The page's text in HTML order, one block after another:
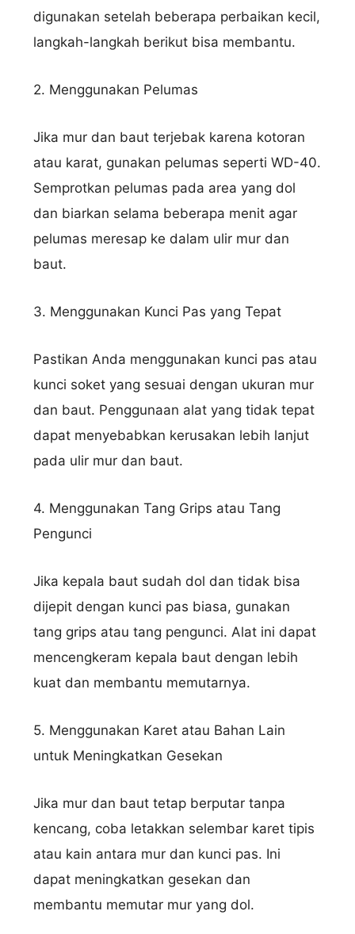
digunakan setelah beberapa perbaikan kecil,
langkah-langkah berikut bisa membantu.
2. Menggunakan Pelumas
Jika mur dan baut terjebak karena kotoran
atau karat, gunakan pelumas seperti WD-40.
Semprotkan pelumas pada area yang dol
dan biarkan selama beberapa menit agar
pelumas meresap ke dalam ulir mur dan
baut.
3. Menggunakan Kunci Pas yang Tepat
Pastikan Anda menggunakan kunci pas atau
kunci soket yang sesuai dengan ukuran mur
dan baut. Penggunaan alat yang tidak tepat
dapat menyebabkan kerusakan lebih lanjut
pada ulir mur dan baut.
4. Menggunakan Tang Grips atau Tang
Pengunci
Jika kepala baut sudah dol dan tidak bisa
dijepit dengan kunci pas biasa, gunakan
tang grips atau tang pengunci. Alat ini dapat
mencengkeram kepala baut dengan lebih
kuat dan membantu memutarnya.
5. Menggunakan Karet atau Bahan Lain
untuk Meningkatkan Gesekan
Jika mur dan baut tetap berputar tanpa
kencang, coba letakkan selembar karet tipis
atau kain antara mur dan kunci pas. Ini
dapat meningkatkan gesekan dan
membantu memutar mur yang dol.